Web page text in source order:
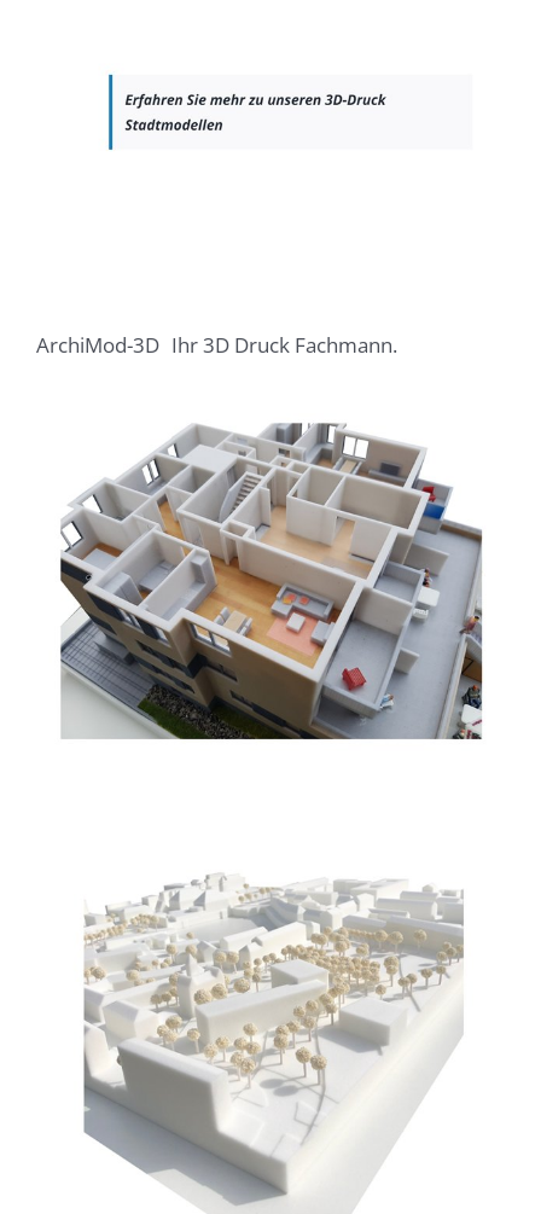
ArchiMod-3D Ihr 3D Druck Fachmann.